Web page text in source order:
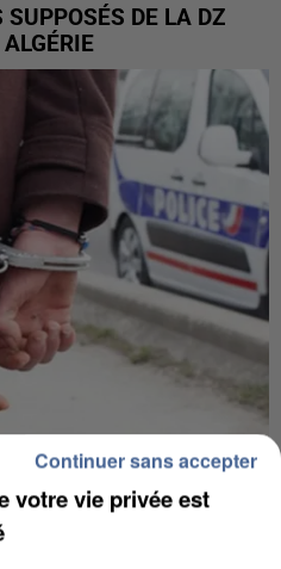
SUPPOSÉS DE LA DZ
LA DZ MAFIA
votre vie privée est
Continuer sans accepter